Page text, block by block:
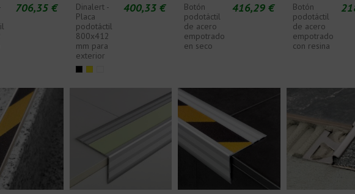
706,35 €
Dinalert -
Placa
podotáctil
800x412
mm para
exterior
400,33 €
Botón
podotáctil
de acero
empotrado
en seco
416,29 €
Botón
podotáctil
de acero
empotrado
con resina